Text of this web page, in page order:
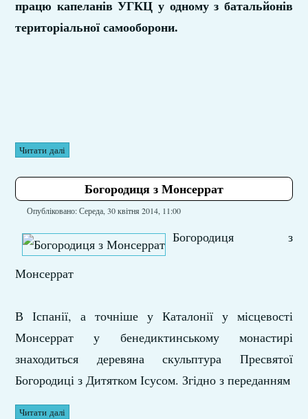
працю капеланів УГКЦ у одному з батальйонів
територіальної самооборони.
Читати далі
Богородиця з Монсеррат
Опубліковано: Середа, 30 квітня 2014, 11:00
Богородиця з
Монсеррат
В Іспанії, а точніше у Каталонії у місцевості
Монсеррат у бенедиктинському монастирі
знаходиться деревяна скульптура Пресвятої
Богородиці з Дитятком Ісусом. Згідно з переданням
Читати далі